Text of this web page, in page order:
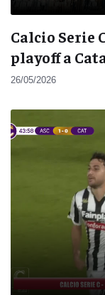
Calcio Serie
playoff a
26/05/2026